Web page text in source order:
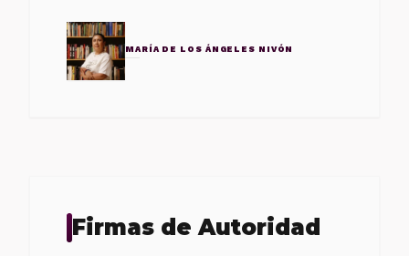
MARÍA DE LOS ÁNGELES NIVÓN
Firmas de Autoridad